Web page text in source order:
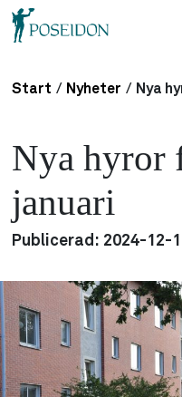
Start / Nyheter / Nya
Nya hyror
januari
Publicerad: 2024-12-